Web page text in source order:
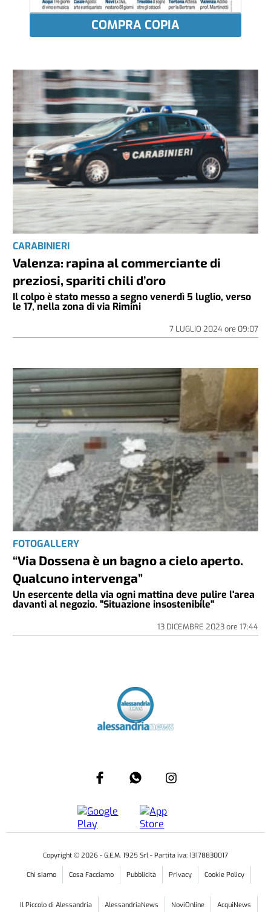
COMPRA COPIA
CARABINIERI
Valenza: rapina al commerciante di
preziosi, spariti chili d’oro
Il colpo è stato messo a segno venerdì 5 luglio, verso
le 17, nella zona di via Rimini
7 LUGLIO 2024ore 09:07
FOTOGALLERY
“Via Dossena è un bagno a cielo aperto.
Qualcuno intervenga”
Un esercente della via ogni mattina deve pulire l'area
davanti al negozio. "Situazione insostenibile"
13 DICEMBRE 2023ore 17:44
Copyright © 2026 - G.E.M. 1925 Srl - Partita iva: 13178830017
Chi siamo Cosa Facciamo Pubblicità Privacy Cookie Policy
Il Piccolo di Alessandria AlessandriaNews NoviOnline AcquiNews